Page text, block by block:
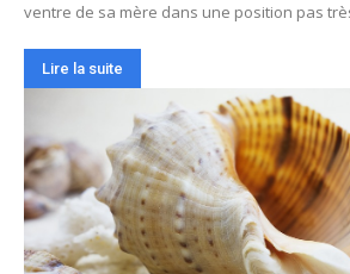
ventre de sa mère dans une position pas
Lire la suite